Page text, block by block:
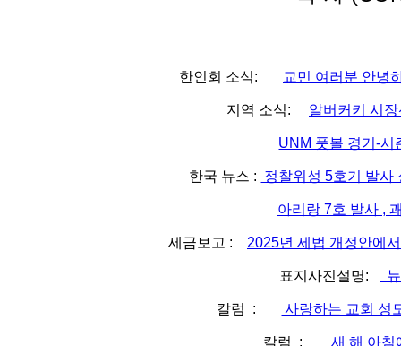
한인회 소식: 교민 여러분
지역 소식: 알버커키 시
UNM 풋볼 경기-시
한국 뉴스 : 정찰위성 5호기 발사
아리랑 7호 발사 ,
세금보고 : 2025년 세법 개정안에
표지사진설명:
칼럼 : 사랑하는 교회
칼럼 :새 해 아